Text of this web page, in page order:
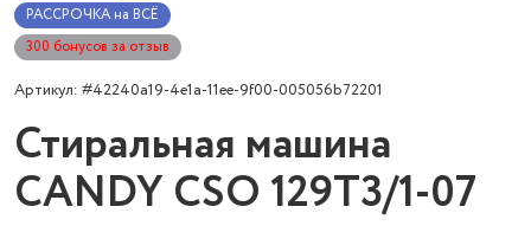
РАССРОЧКА на ВСЁ
300 бонусов за отзыв
Артикул: #42240a19-4e1a-11ee-9f00-005056b72201
Стиральная машина
CANDY CSO 129T3/1-07